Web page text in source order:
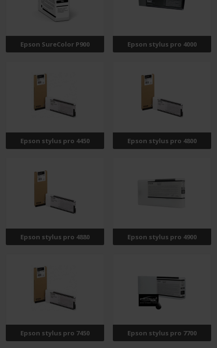
Epson SureColor P900 Epson stylus pro 4000
Epson stylus pro 4450 Epson stylus pro 4800
Epson stylus pro 4880 Epson stylus pro 4900
Epson stylus pro 7450 Epson stylus pro 7700